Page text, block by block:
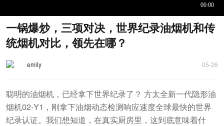
一锅爆炒，三项对决，世界纪录油烟机和传
统烟机对比，领先在哪？
emily 05-26
聪明的油烟机，已经拿下世界纪录了？ 方太全新一代隐形油
烟机02-Y1，刚拿下油烟动态检测响应速度全球最快的世界
纪录认证。我们想知道，在真实厨房里，这到底意味着什